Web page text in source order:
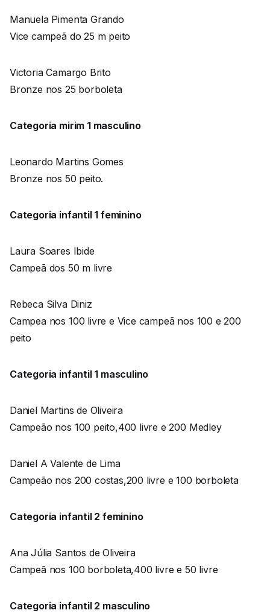
Manuela Pimenta Grando
Vice campeã do 25 m peito
Victoria Camargo Brito
Bronze nos 25 borboleta
Categoria mirim 1 masculino
Leonardo Martins Gomes
Bronze nos 50 peito.
Categoria infantil 1 feminino
Laura Soares Ibide
Campeã dos 50 m livre
Rebeca Silva Diniz
Campea nos 100 livre e Vice campeã nos 100 e 200
peito
Categoria infantil 1 masculino
Daniel Martins de Oliveira
Campeão nos 100 peito,400 livre e 200 Medley
Daniel A Valente de Lima
Campeão nos 200 costas,200 livre e 100 borboleta
Categoria infantil 2 feminino
Ana Júlia Santos de Oliveira
Campeã nos 100 borboleta,400 livre e 50 livre
Categoria infantil 2 masculino